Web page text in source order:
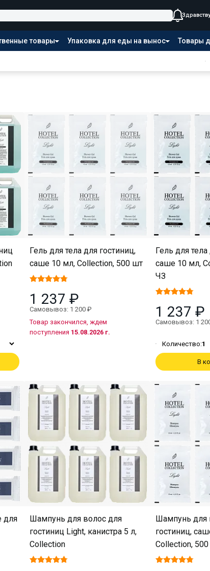
товары Упаковка для еды на вынос Товары
Гель для тела для гостиниц,
саше 10 мл, Collection, 500 шт
1 237 ₽
Самовывоз: 1 200 ₽
Товар закончился, ждем
поступления 15.08.2026 г.
Гель для
саше 10 мл,
ЧЗ
1 237 ₽
Самовывоз: 1
Количество:1
В
для
Шампунь для волос для
гостиниц Light, канистра 5 л,
Collection
Шампунь для
гостиниц,
Collection,